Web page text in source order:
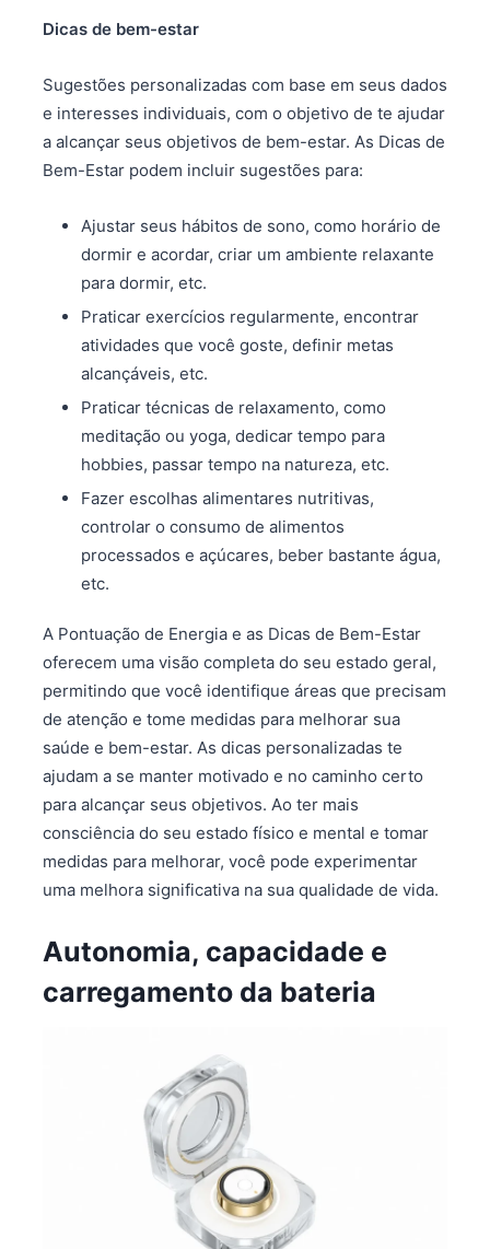
Dicas de bem-estar
Sugestões personalizadas com base em seus dados
e interesses individuais, com o objetivo de te ajudar
a alcançar seus objetivos de bem-estar. As Dicas de
Bem-Estar podem incluir sugestões para:
Ajustar seus hábitos de sono, como horário de
dormir e acordar, criar um ambiente relaxante
para dormir, etc.
Praticar exercícios regularmente, encontrar
atividades que você goste, definir metas
alcançáveis, etc.
Praticar técnicas de relaxamento, como
meditação ou yoga, dedicar tempo para
hobbies, passar tempo na natureza, etc.
Fazer escolhas alimentares nutritivas,
controlar o consumo de alimentos
processados e açúcares, beber bastante água,
etc.
A Pontuação de Energia e as Dicas de Bem-Estar
oferecem uma visão completa do seu estado geral,
permitindo que você identifique áreas que precisam
de atenção e tome medidas para melhorar sua
saúde e bem-estar. As dicas personalizadas te
ajudam a se manter motivado e no caminho certo
para alcançar seus objetivos. Ao ter mais
consciência do seu estado físico e mental e tomar
medidas para melhorar, você pode experimentar
uma melhora significativa na sua qualidade de vida.
Autonomia, capacidade e
carregamento da bateria